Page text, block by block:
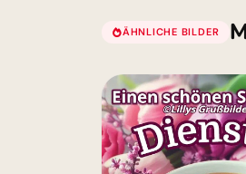
ÄHNLICHE BILDER